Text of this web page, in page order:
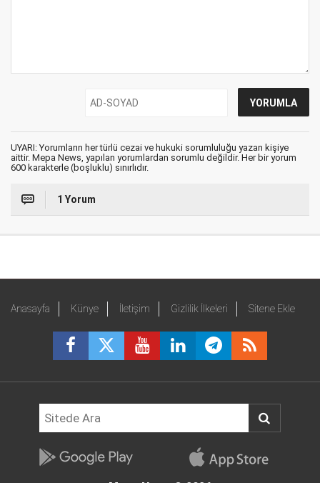
UYARI: Yorumların her türlü cezai ve hukuki sorumluluğu yazan kişiye
aittir. Mepa News, yapılan yorumlardan sorumlu değildir. Her bir yorum
600 karakterle (boşluklu) sınırlıdır.
1 Yorum
Anasayfa Künye İletişim Gizlilik İlkeleri Sitene Ekle